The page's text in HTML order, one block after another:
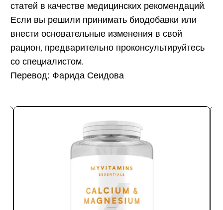
статей в качестве медицинских рекомендаций.
Если вы решили принимать биодобавки или
внести основательные изменения в свой
рацион, предварительно проконсультируйтесь
со специалистом.
Перевод: Фарида Сеидова